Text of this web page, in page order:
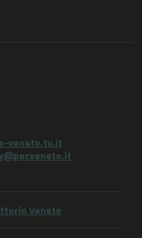
veneto.tv.it
Veneto